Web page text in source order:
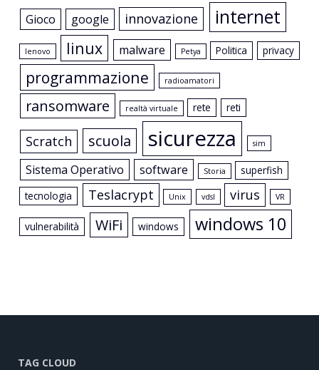
Gioco google innovazione internet
lenovo linux malware Petya Politica privacy
programmazione radioamatori
ransomware realtà virtuale rete reti
Scratch scuola sicurezza sim
Sistema Operativo software Storia
superfish
tecnologia
Teslacrypt Unix vdsl virus VR
vulnerabilità WiFi windows windows 10
TAG CLOUD